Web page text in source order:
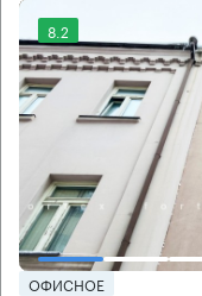
8.2
ОФИСНОЕ